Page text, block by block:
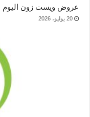
عروض ويست زون اليوم الاثنين 20 يوليو 2026
20 يوليو، 2026